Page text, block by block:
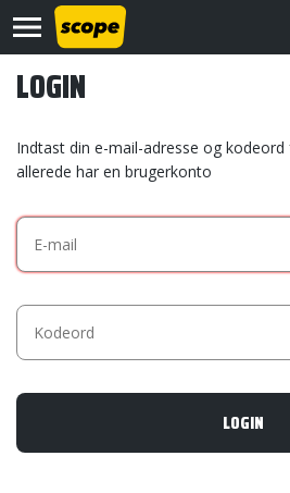
Kontakt
©
2020
LOGIN
Indtast din e-mail-adresse og
allerede har en brugerkonto